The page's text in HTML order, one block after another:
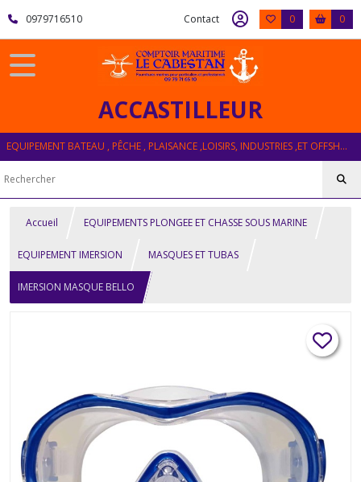
0979716510 Contact 0 0
ACCASTILLEUR
EQUIPEMENT BATEAU , PÊCHE , PLAISANCE ,LOISIRS, INDUSTRIES ,ET OFFSHORE
Accueil EQUIPEMENTS PLONGEE ET CHASSE SOUS MARINE
EQUIPEMENT IMERSION MASQUES ET TUBAS
IMERSION MASQUE BELLO